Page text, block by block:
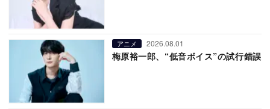
アニメ 2026.08.01
梅原裕一郎、“低音ボイス”の試行錯誤